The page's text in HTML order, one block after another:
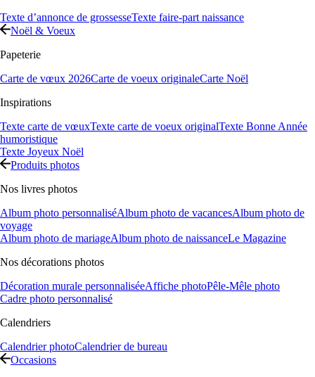
Texte d’annonce de grossesseTexte faire-part naissance
Noël & Voeux
Papeterie
Carte de vœux 2026Carte de voeux originaleCarte Noël
Inspirations
Texte carte de vœuxTexte carte de voeux originalTexte Bonne Année
humoristique
Texte Joyeux Noël
Produits photos
Nos livres photos
Album photo personnaliséAlbum photo de vacancesAlbum photo de
voyage
Album photo de mariageAlbum photo de naissanceLe Magazine
Nos décorations photos
Décoration murale personnaliséeAffiche photoPêle-Mêle photo
Cadre photo personnalisé
Calendriers
Calendrier photoCalendrier de bureau
Occasions